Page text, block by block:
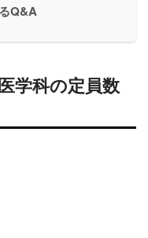
Q&A
学科の定員数